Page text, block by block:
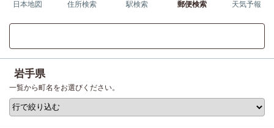
日本地図 住所検索 駅検索 郵便検索 天気予報
岩手県
一覧から町名をお選びください。